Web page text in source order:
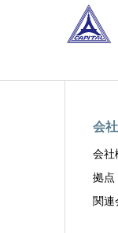
会
会社
拠点
関連